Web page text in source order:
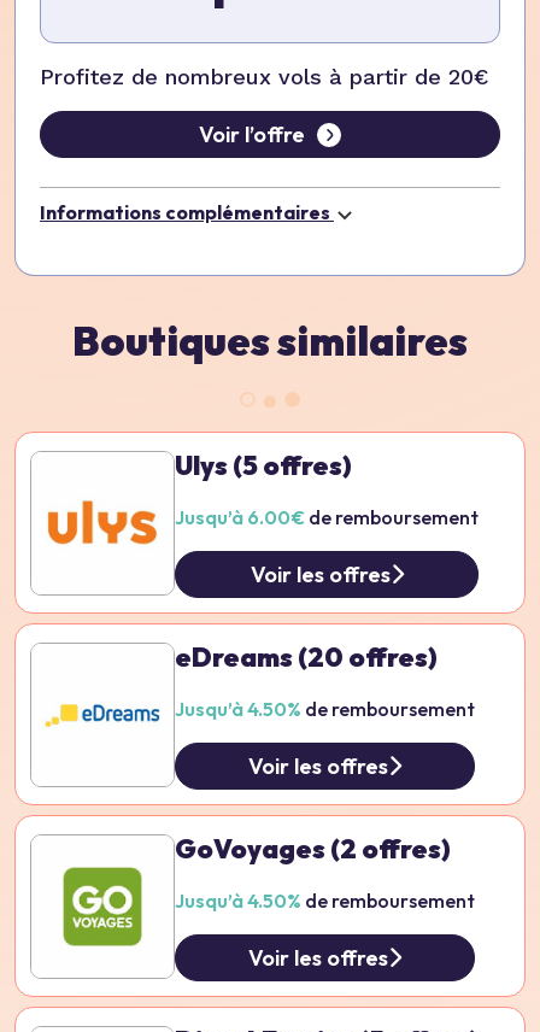
Profitez de nombreux vols à partir de 20€
Voir l’offre
Informations complémentaires
Boutiques similaires
Ulys(5 offres)
Jusqu’à 6.00€ de remboursement
Voir les offres
eDreams(20 offres)
Jusqu’à 4.50% de remboursement
Voir les offres
GoVoyages(2 offres)
Jusqu’à 4.50% de remboursement
Voir les offres